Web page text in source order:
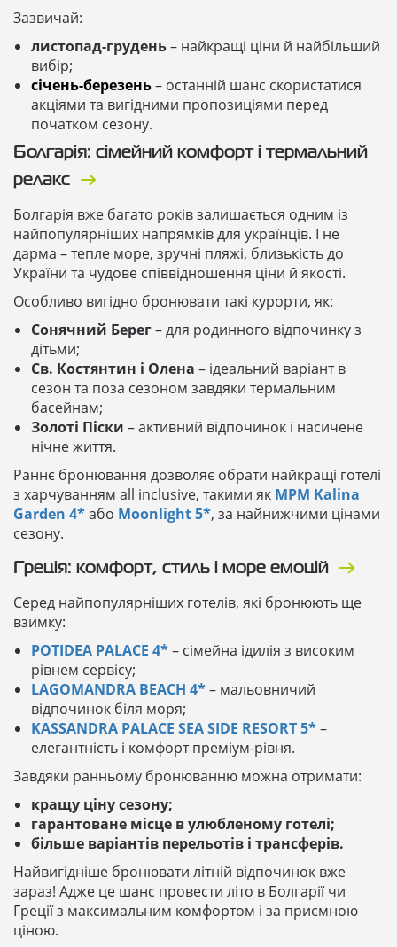
Зазвичай:
листопад-грудень– найкращі ціни й найбільший
вибір;
січень-березень– останній шанс скористатися
акціями та вигідними пропозиціями перед
початком сезону.
Болгарія: сімейний комфорт і термальний
релакс
Болгарія вже багато років залишається одним із
найпопулярніших напрямків для українців. І не
дарма – тепле море, зручні пляжі, близькість до
України та чудове співвідношення ціни й якості.
Особливо вигідно бронювати такі курорти, як:
Сонячний Берег– для родинного відпочинку з
дітьми;
Св. Костянтин і Олена – ідеальний варіант в
сезон та поза сезоном завдяки термальним
басейнам;
Золоті Піски – активний відпочинок і насичене
нічне життя.
Раннє бронювання дозволяє обрати найкращі готелі
з харчуванням all inclusive, такими як MPM Kalina
Garden 4*або Moonlight 5*, за найнижчими цінами
сезону.
Греція: комфорт, стиль і море емоцій
Серед найпопулярніших готелів, які бронюють ще
взимку:
POTIDEA PALACE 4*– сімейна ідилія з високим
рівнем сервісу;
LAGOMANDRA BEACH 4*– мальовничий
відпочинок біля моря;
KASSANDRA PALACE SEA SIDE RESORT 5*–
елегантність і комфорт преміум-рівня.
Завдяки ранньому бронюванню можна отримати:
кращу ціну сезону;
гарантоване місце в улюбленому готелі;
більше варіантів перельотів і трансферів.
Найвигідніше бронювати літній відпочинок вже
зараз! Адже це шанс провести літо в Болгарії чи
Греції з максимальним комфортом і за приємною
ціною.